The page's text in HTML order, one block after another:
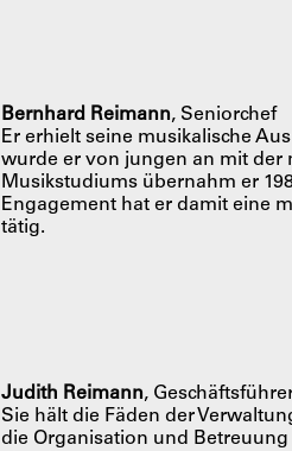
Bernhard Reimann, Seniorchef
Er erhielt seine musikalische
wurde er von jungen an mit der
Musikstudiums übernahm er
Engagement hat er damit eine
tätig.
Judith Reimann,
Sie hält die Fäden der
die Organisation und